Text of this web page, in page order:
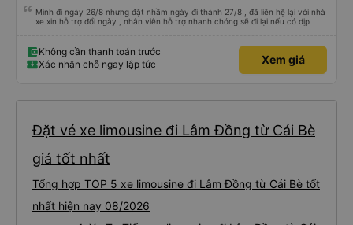
Mình đi ngày 26/8 nhưng đặt nhầm ngày đi thành 27/8 , đã liên hệ lại với nhà
xe xin hỗ trợ đổi ngày , nhân viên hỗ trợ nhanh chóng sẽ đi lại nếu có dịp
Không cần thanh toán trước
Xác nhận chỗ ngay lập tức
Xem giá
Đặt vé xe limousine đi Lâm Đồng từ Cái Bè
giá tốt nhất
Tổng hợp TOP 5 xe limousine đi Lâm Đồng từ Cái Bè tốt
nhất hiện nay 08/2026